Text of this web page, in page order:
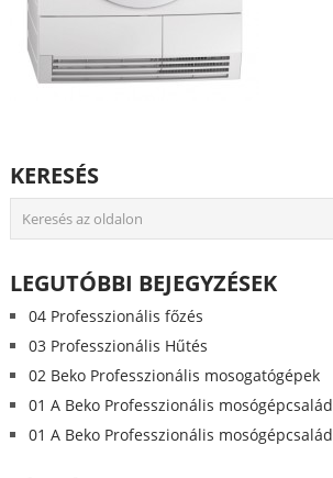
KERESÉS
LEGUTÓBBI BEJEGYZÉSEK
04 Professzionális főzés
03 Professzionális Hűtés
02 Beko Professzionális mosogatógépek
01 A Beko Professzionális mosógépcsalád
01 A Beko Professzionális mosógépcsalád